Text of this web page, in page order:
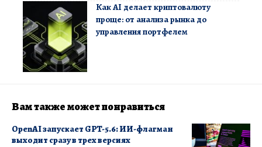
Как AI делает криптовалюту
проще: от анализа рынка до
управления портфелем
Вам также может понравиться
OpenAI запускает GPT-5.6: ИИ-флагман
выходит сразу в трех версиях